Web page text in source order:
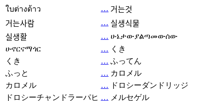
ใบต่างด้าว
… 거는것
거는사람
… 실생식물
실생활
… ሁኔታውያልጣመውሰው
ሁኖርናማጎር
… くき
くき
… ふってん
ふっと
… カロメル
カロメル
… ドロシーダンドリッジ
ドロシーチャンドラーパヒ … メルセゲル